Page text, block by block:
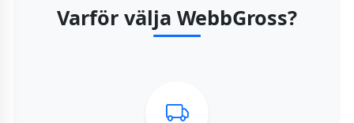
Varför välja WebbGross?